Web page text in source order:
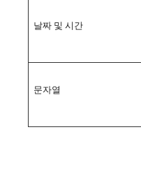
날짜 및 시간
문자열